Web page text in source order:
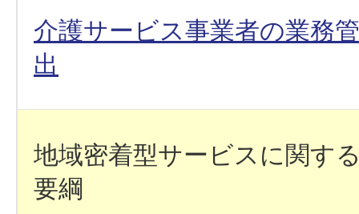
介護サービス事業者の業務
出
地域密着型サービスに関す
要綱